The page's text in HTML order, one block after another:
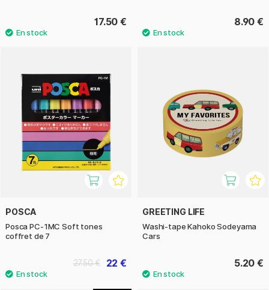
17.50 € 8.90 €
POSCA
Posca PC-1MC Soft tones
coffret de 7
22 €
27.50 €
GREETING LIFE
Washi-tape Kahoko Sodeyama
Cars
5.20 €